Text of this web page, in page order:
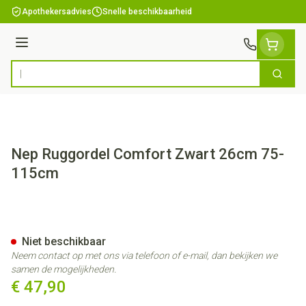
Ga naar de inhoud
Apothekersadvies Snelle beschikbaarheid
Menu
Product, merk, categorie... Zoek
Nep Ruggordel Comfort Zwart 26cm 75-
115cm
€ 47,90
Niet beschikbaar
Neem contact op met ons via telefoon of e-mail, dan bekijken we
samen de mogelijkheden.